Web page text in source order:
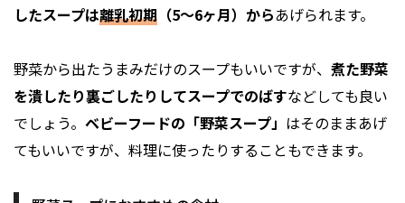
したスープは離乳初期 （5〜6ヶ月）からあげられます。
野菜から出たうまみだけのスープもいいですが、 煮た野菜
を潰したり裏ごしたりしてスープでのばすなどしても良い
でしょう。 ベビーフードの「野菜スープ」 はそのままあげ
てもいいですが、料理に使ったりすることもできます。